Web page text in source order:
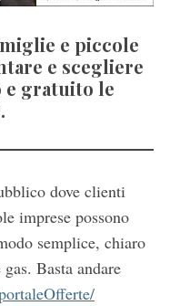
e piccole
e scegliere
e gratuito le
dove clienti
imprese possono
semplice, chiaro
Basta andare